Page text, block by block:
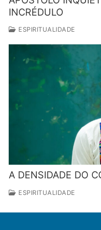
INCRÉDULO
ESPIRITUALIDADE
A DENSIDADE DO
ESPIRITUALIDADE